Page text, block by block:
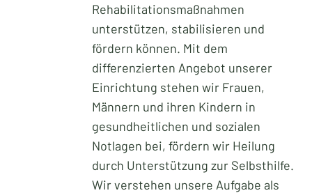
Rehabilitationsmaßnahmen
unterstützen, stabilisieren und
fördern können. Mit dem
differenzierten Angebot unserer
Einrichtung stehen wir Frauen,
Männern und ihren Kindern in
gesundheitlichen und sozialen
Notlagen bei, fördern wir Heilung
durch Unterstützung zur Selbsthilfe.
Wir verstehen unsere Aufgabe als